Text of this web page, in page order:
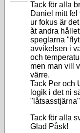
Tack för alla
Daniel mitt
ur fokus är
åt andra
speglarna
avvikelsen i
och
men man vill
värre.
Tack Per och
logik i det ni
Tack för alla
Glad Påsk!